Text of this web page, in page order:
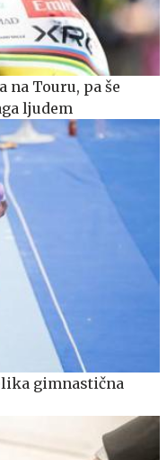
na Touru, pa še
ljudem
gimnastična